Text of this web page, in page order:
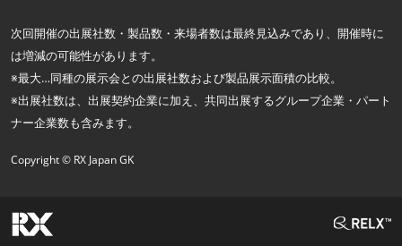
次回開催の出展社数・製品数・来場者数は最終見込みであり、開催時に
は増減の可能性があります。
※最大…同種の展示会との出展社数および製品展示面積の比較。
※出展社数は、出展契約企業に加え、共同出展するグループ企業・パート
ナー企業数も含みます。
Copyright © RX Japan GK